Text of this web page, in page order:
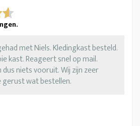
met Niels. Kledingkast besteld.
kast. Reageert snel op mail.
niets vooruit. Wij zijn zeer
gerust wat bestellen.